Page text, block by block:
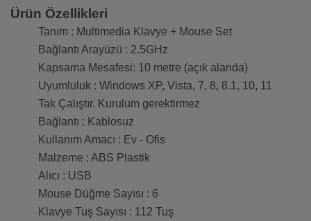
Ürün Özellikleri
Tanım : Multimedia Klavye + Mouse Set
Bağlantı Arayüzü : 2.5GHz
Kapsama Mesafesi: 10 metre (açık alanda)
Uyumluluk : Windows XP, Vista, 7, 8, 8.1, 10, 11
Tak Çalıştır. Kurulum gerektirmez
Bağlantı : Kablosuz
Kullanım Amacı : Ev - Ofis
Malzeme : ABS Plastik
Alıcı : USB
Mouse Düğme Sayısı : 6
Klavye Tuş Sayısı : 112 Tuş